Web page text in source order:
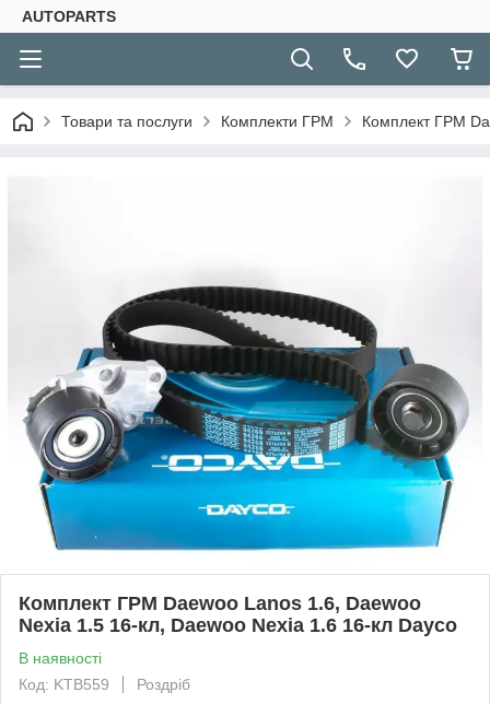
AUTOPARTS
Товари та послуги Комплекти ГРМ Комплект ГРМ
Комплект ГРМ Daewoo Lanos 1.6, Daewoo
Nexia 1.5 16-кл, Daewoo Nexia 1.6 16-кл Dayco
В наявності
Код: KTB559
Роздріб